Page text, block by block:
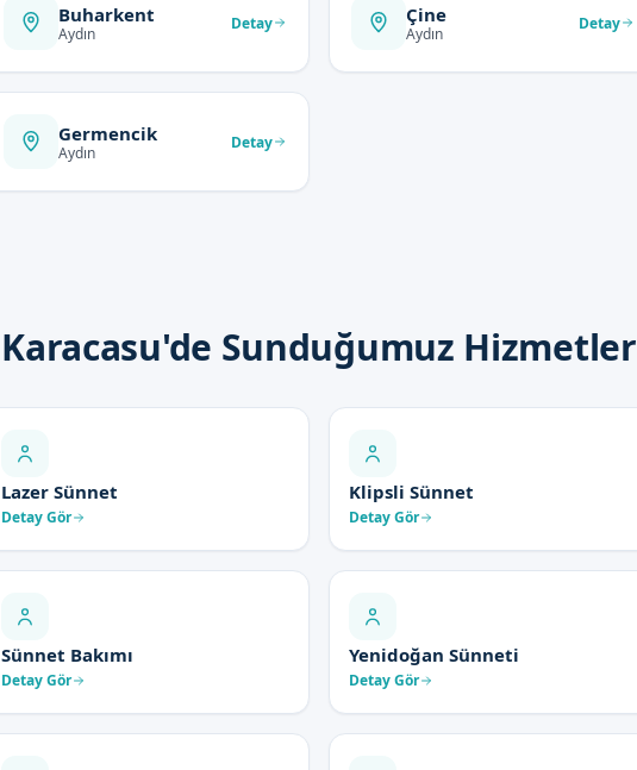
Buharkent
Aydın
Detay Çine
Aydın
Detay
Germencik
Aydın
Detay
Karacasu'de Sunduğumuz Hizmetler
Lazer Sünnet
Detay Gör
Klipsli Sünnet
Detay Gör
Sünnet Bakımı
Detay Gör
Yenidoğan Sünneti
Detay Gör